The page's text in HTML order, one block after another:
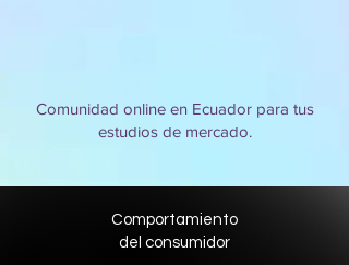
Comunidad online en Ecuador para tus
estudios de mercado.
Comportamiento
del consumidor